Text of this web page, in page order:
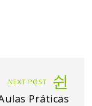
NEXT POST
Práticas